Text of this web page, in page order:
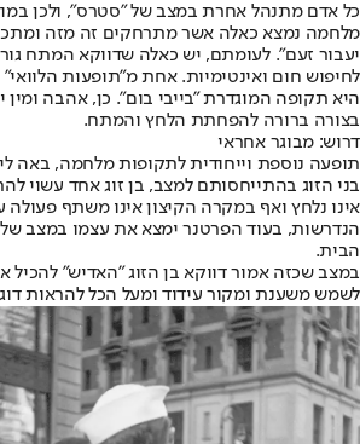
כל אדם מתנהל אחרת במצב של "סטרס", ולכן
מלחמה נמצא כאלה אשר מתרחקים זה מזה
יעבור זעם". לעומתם, יש כאלה שדווקא המתח
לחיפוש חום ואינטימיות. אחת מ"תופעות
היא תקופה המוגדרת "בייבי בום". כן, אהבה ומין
בצורה ברורה להפחתת הלחץ והמתח.
דרוש: מבוגר אחראי
תופעה נוספת וייחודית לתקופות מלחמה, באה
בני הזוג בהתייחסותם למצב, בן זוג אחד עשוי
אינו נלחץ ואף במקרה הקיצון אינו משתף
הנדרשות, בעוד הפרטנר ימצא את עצמו במצב
הבית.
במצב שכזה אמור דווקא בן הזוג "האדיש" להכיל
לשמש משענת ומקור עידוד ומעל הכל להראות